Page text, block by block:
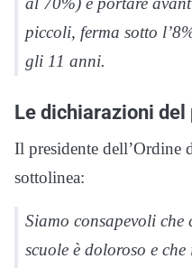
piccoli, ferma sotto
gli 11 anni.
Le dichiarazioni del
Il presidente dell’Ordine
sottolinea:
Siamo consapevoli che
scuole è doloroso e